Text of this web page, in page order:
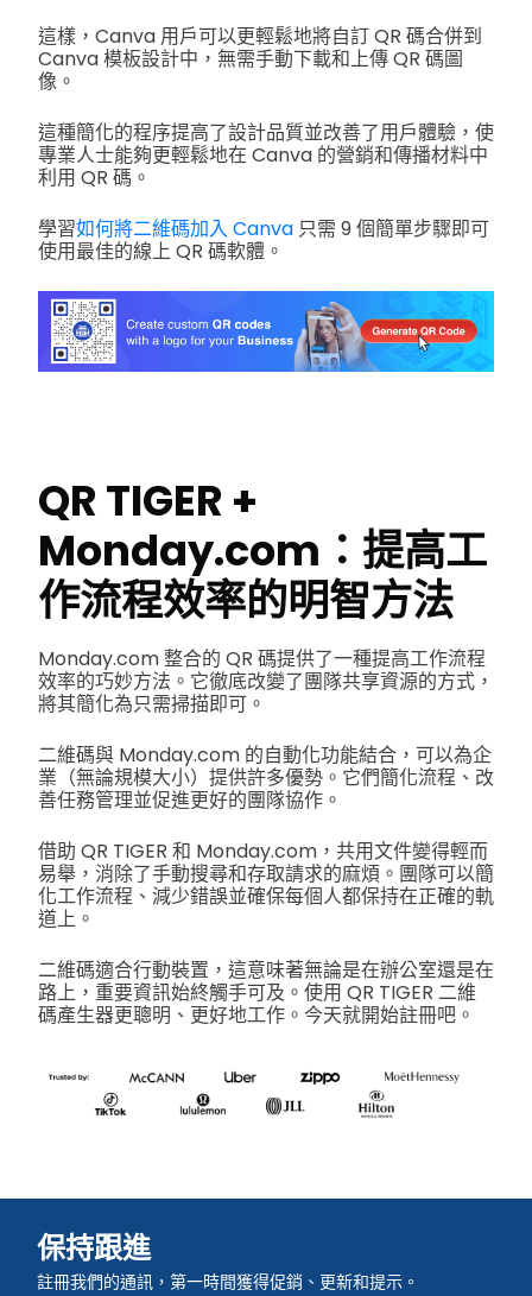
這樣，Canva 用戶可以更輕鬆地將自訂 QR 碼合併到
Canva 模板設計中，無需手動下載和上傳 QR 碼圖
像。
這種簡化的程序提高了設計品質並改善了用戶體驗，使
專業人士能夠更輕鬆地在 Canva 的營銷和傳播材料中
利用 QR 碼。
學習如何將二維碼加入 Canva 只需 9 個簡單步驟即可
使用最佳的線上 QR 碼軟體。
QR TIGER +
Monday.com：提高工
作流程效率的明智方法
Monday.com 整合的 QR 碼提供了一種提高工作流程
效率的巧妙方法。它徹底改變了團隊共享資源的方式，
將其簡化為只需掃描即可。
二維碼與 Monday.com 的自動化功能結合，可以為企
業（無論規模大小）提供許多優勢。它們簡化流程、改
善任務管理並促進更好的團隊協作。
借助 QR TIGER 和 Monday.com，共用文件變得輕而
易舉，消除了手動搜尋和存取請求的麻煩。團隊可以簡
化工作流程、減少錯誤並確保每個人都保持在正確的軌
道上。
二維碼適合行動裝置，這意味著無論是在辦公室還是在
路上，重要資訊始終觸手可及。使用 QR TIGER 二維
碼產生器更聰明、更好地工作。今天就開始註冊吧。
保持跟進
註冊我們的通訊，第一時間獲得促銷、更新和提示。